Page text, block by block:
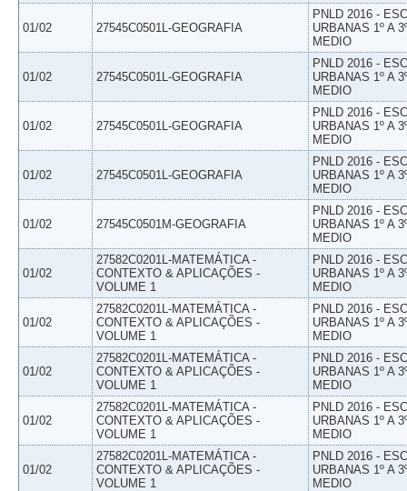
01/02 27545C0501L-GEOGRAFIA
PNLD 2016 -
URBANAS 1º A
MEDIO
01/02 27545C0501L-GEOGRAFIA
PNLD 2016 -
URBANAS 1º A
MEDIO
01/02 27545C0501L-GEOGRAFIA
PNLD 2016 -
URBANAS 1º A
MEDIO
01/02 27545C0501L-GEOGRAFIA
PNLD 2016 -
URBANAS 1º A
MEDIO
01/02 27545C0501M-GEOGRAFIA
PNLD 2016 -
URBANAS 1º A
MEDIO
01/02
27582C0201L-MATEMÁTICA -
CONTEXTO & APLICAÇÕES -
VOLUME 1
PNLD 2016 -
URBANAS 1º A
MEDIO
01/02
27582C0201L-MATEMÁTICA -
CONTEXTO & APLICAÇÕES -
VOLUME 1
PNLD 2016 -
URBANAS 1º A
MEDIO
01/02
27582C0201L-MATEMÁTICA -
CONTEXTO & APLICAÇÕES -
VOLUME 1
PNLD 2016 -
URBANAS 1º A
MEDIO
01/02
27582C0201L-MATEMÁTICA -
CONTEXTO & APLICAÇÕES -
VOLUME 1
PNLD 2016 -
URBANAS 1º A
MEDIO
01/02
27582C0201L-MATEMÁTICA -
CONTEXTO & APLICAÇÕES -
VOLUME 1
PNLD 2016 -
URBANAS 1º A
MEDIO